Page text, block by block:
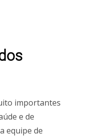
importantes
e de
equipe de